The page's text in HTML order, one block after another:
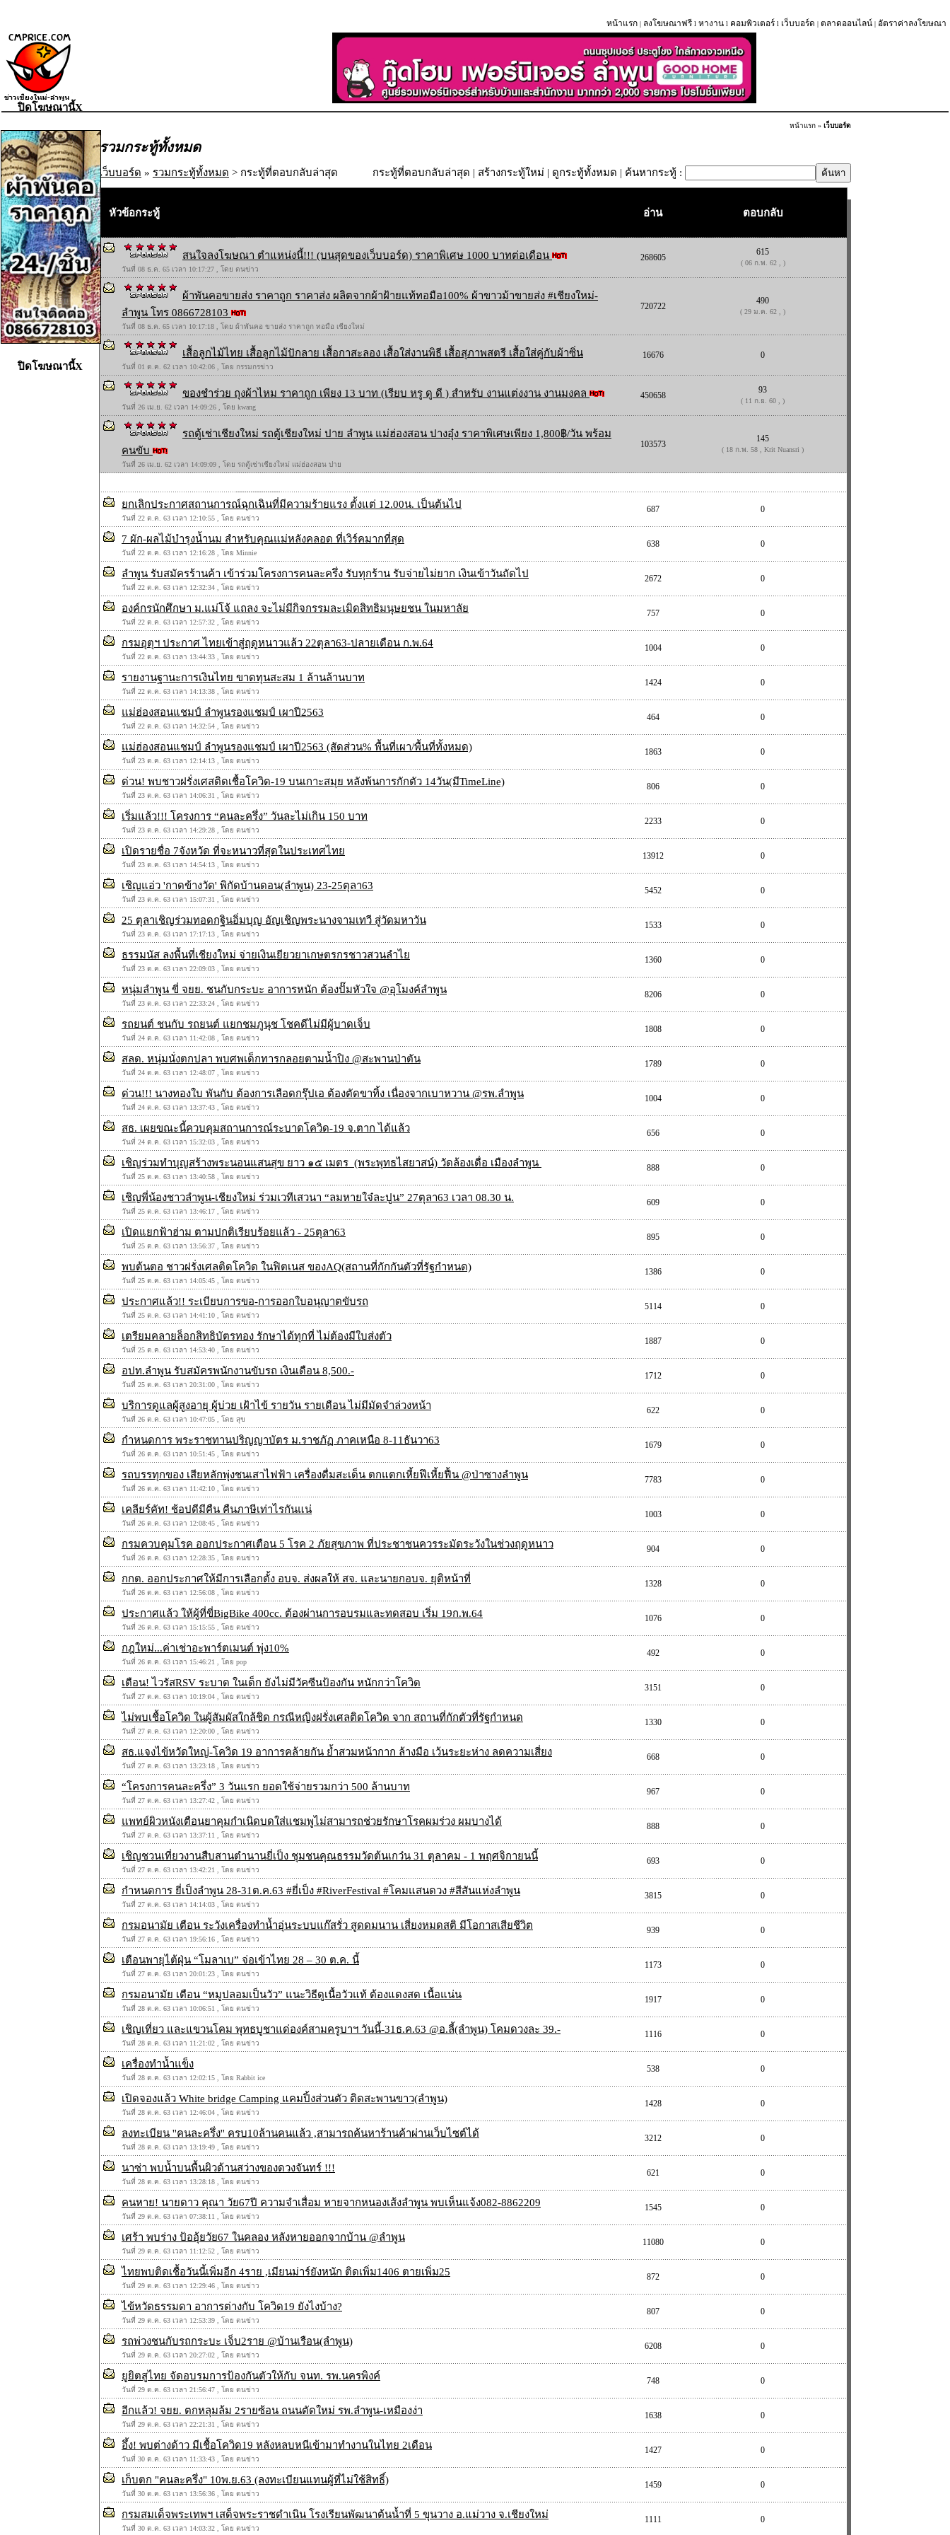
หน้าแรก | ลงโฆษณาฟรี l หางาน l คอมพิวเตอร์ l เว็บบอร์ด | ตลาดออนไลน์ | อัตราค่าลงโฆษณา
หน้าแรก » เว็บบอร์ด
รวมกระทู้ทั้งหมด
เว็บบอร์ด » รวมกระทู้ทั้งหมด > กระทู้ที่ตอบกลับล่าสุด กระทู้ที่ตอบกลับล่าสุด | สร้างกระทู้ใหม่ | ดูกระทู้ทั้งหมด | ค้นหากระทู้ :
หัวข้อกระทู้ อ่าน ตอบกลับ
สนใจลงโฆษณา ตำแหน่งนี้!!! (บนสุดของเว็บบอร์ด) ราคาพิเศษ 1000 บาทต่อเดือน
วันที่ 08 ธ.ค. 65 เวลา 10:17:27 , โดย ตนข่าว
268605
615
( 06 ก.พ. 62 , )
ผ้าพันคอขายส่ง ราคาถูก ราคาส่ง ผลิตจากผ้าฝ้ายแท้ทอมือ100% ผ้าขาวม้าขายส่ง #เชียงใหม่-
ลำพูน โทร 0866728103
วันที่ 08 ธ.ค. 65 เวลา 10:17:18 , โดย ผ้าพันคอ ขายส่ง ราคาถูก ทอมือ เชียงใหม่
720722
490
( 29 ม.ค. 62 , )
เสื้อลูกไม้ไทย เสื้อลูกไม้ปักลาย เสื้อกาสะลอง เสื้อใส่งานพิธี เสื้อสุภาพสตรี เสื้อใส่คู่กับผ้าซิ่น
วันที่ 01 ต.ค. 62 เวลา 10:42:06 , โดย กรรมกรข่าว
16676 0
ของชำร่วย ถุงผ้าไหม ราคาถูก เพียง 13 บาท (เรียบ หรู ดู ดี ) สำหรับ งานแต่งงาน งานมงคล
วันที่ 26 เม.ย. 62 เวลา 14:09:26 , โดย kwang
450658
93
( 11 ก.ย. 60 , )
รถตู้เช่าเชียงใหม่ รถตู้เชียงใหม่ ปาย ลำพูน แม่ฮ่องสอน ปางอุ๋ง ราคาพิเศษเพียง 1,800฿/วัน พร้อม
คนขับ
วันที่ 26 เม.ย. 62 เวลา 14:09:09 , โดย รถตู้เช่าเชียงใหม่ แม่ฮ่องสอน ปาย
103573
145
( 18 ก.พ. 58 , Krit Nuansri )
ยกเลิกประกาศสถานการณ์ฉุกเฉินที่มีความร้ายแรง ตั้งแต่ 12.00น. เป็นต้นไป
วันที่ 22 ต.ค. 63 เวลา 12:10:55 , โดย ตนข่าว
687 0
7 ผัก-ผลไม้บำรุงน้ำนม สำหรับคุณแม่หลังคลอด ที่เวิร์คมากที่สุด
วันที่ 22 ต.ค. 63 เวลา 12:16:28 , โดย Minnie
638 0
ลำพูน รับสมัครร้านค้า เข้าร่วมโครงการคนละครึ่ง รับทุกร้าน รับจ่ายไม่ยาก เงินเข้าวันถัดไป
วันที่ 22 ต.ค. 63 เวลา 12:32:34 , โดย ตนข่าว
2672 0
องค์กรนักศึกษา ม.แม่โจ้ แถลง จะไม่มีกิจกรรมละเมิดสิทธิมนุษยชน ในมหาลัย
วันที่ 22 ต.ค. 63 เวลา 12:57:32 , โดย ตนข่าว
757 0
กรมอุตุฯ ประกาศ ไทยเข้าสู่ฤดูหนาวแล้ว 22ตุลา63-ปลายเดือน ก.พ.64
วันที่ 22 ต.ค. 63 เวลา 13:44:33 , โดย ตนข่าว
1004 0
รายงานฐานะการเงินไทย ขาดทุนสะสม 1 ล้านล้านบาท
วันที่ 22 ต.ค. 63 เวลา 14:13:38 , โดย ตนข่าว
1424 0
แม่ฮ่องสอนแชมป์ ลำพูนรองแชมป์ เผาปี2563
วันที่ 22 ต.ค. 63 เวลา 14:32:54 , โดย ตนข่าว
464 0
แม่ฮ่องสอนแชมป์ ลำพูนรองแชมป์ เผาปี2563 (สัดส่วน% พื้นที่เผา/พื้นที่ทั้งหมด)
วันที่ 23 ต.ค. 63 เวลา 12:14:13 , โดย ตนข่าว
1863 0
ด่วน! พบชาวฝรั่งเศสติดเชื้อโควิด-19 บนเกาะสมุย หลังพ้นการกักตัว 14วัน(มีTimeLine)
วันที่ 23 ต.ค. 63 เวลา 14:06:31 , โดย ตนข่าว
806 0
เริ่มแล้ว!!! โครงการ “คนละครึ่ง” วันละไม่เกิน 150 บาท
วันที่ 23 ต.ค. 63 เวลา 14:29:28 , โดย ตนข่าว
2233 0
เปิดรายชื่อ 7จังหวัด ที่จะหนาวที่สุดในประเทศไทย
วันที่ 23 ต.ค. 63 เวลา 14:54:13 , โดย ตนข่าว
13912 0
เชิญแอ่ว 'กาดข้างวัด' พิกัดบ้านดอน(ลำพูน) 23-25ตุลา63
วันที่ 23 ต.ค. 63 เวลา 15:07:31 , โดย ตนข่าว
5452 0
25 ตุลาเชิญร่วมทอดกฐินอิ่มบุญ อัญเชิญพระนางจามเทวี สู่วัดมหาวัน
วันที่ 23 ต.ค. 63 เวลา 17:17:13 , โดย ตนข่าว
1533 0
ธรรมนัส ลงพื้นที่เชียงใหม่ จ่ายเงินเยียวยาเกษตรกรชาวสวนลำไย
วันที่ 23 ต.ค. 63 เวลา 22:09:03 , โดย ตนข่าว
1360 0
หนุ่มลำพูน ขี่ จยย. ชนกับกระบะ อาการหนัก ต้องปั๊มหัวใจ @อุโมงค์ลำพูน
วันที่ 23 ต.ค. 63 เวลา 22:33:24 , โดย ตนข่าว
8206 0
รถยนต์ ชนกับ รถยนต์ แยกชมภูนุช โชคดีไม่มีผู้บาดเจ็บ
วันที่ 24 ต.ค. 63 เวลา 11:42:08 , โดย ตนข่าว
1808 0
สลด. หนุ่มนั่งตกปลา พบศพเด็กทารกลอยตามน้ำปิง @สะพานป่าตัน
วันที่ 24 ต.ค. 63 เวลา 12:48:07 , โดย ตนข่าว
1789 0
ด่วน!!! นางทองใบ พันกับ ต้องการเลือดกรุ๊ปเอ ต้องตัดขาทิ้ง เนื่องจากเบาหวาน @รพ.ลำพูน
วันที่ 24 ต.ค. 63 เวลา 13:37:43 , โดย ตนข่าว
1004 0
สธ. เผยขณะนี้ควบคุมสถานการณ์ระบาดโควิด-19 จ.ตาก ได้แล้ว
วันที่ 24 ต.ค. 63 เวลา 15:32:03 , โดย ตนข่าว
656 0
เชิญร่วมทำบุญสร้างพระนอนแสนสุข ยาว ๑๕ เมตร (พระพุทธไสยาสน์) วัดล้องเดื่อ เมืองลำพูน
วันที่ 25 ต.ค. 63 เวลา 13:40:58 , โดย ตนข่าว
888 0
เชิญพี่น้องชาวลำพูน-เชียงใหม่ ร่วมเวทีเสวนา “ลมหายใจ๋ละปูน” 27ตุลา63 เวลา 08.30 น.
วันที่ 25 ต.ค. 63 เวลา 13:46:17 , โดย ตนข่าว
609 0
เปิดแยกฟ้าฮ่าม ตามปกติเรียบร้อยแล้ว - 25ตุลา63
วันที่ 25 ต.ค. 63 เวลา 13:56:37 , โดย ตนข่าว
895 0
พบต้นตอ ชาวฝรั่งเศลติดโควิด ในฟิตเนส ของAQ(สถานที่กักกันตัวที่รัฐกำหนด)
วันที่ 25 ต.ค. 63 เวลา 14:05:45 , โดย ตนข่าว
1386 0
ประกาศแล้ว!! ระเบียบการขอ-การออกใบอนุญาตขับรถ
วันที่ 25 ต.ค. 63 เวลา 14:41:10 , โดย ตนข่าว
5114 0
เตรียมคลายล็อกสิทธิบัตรทอง รักษาได้ทุกที่ ไม่ต้องมีใบส่งตัว
วันที่ 25 ต.ค. 63 เวลา 14:53:40 , โดย ตนข่าว
1887 0
อปท.ลำพูน รับสมัครพนักงานขับรถ เงินเดือน 8,500.-
วันที่ 25 ต.ค. 63 เวลา 20:31:00 , โดย ตนข่าว
1712 0
บริการดูแลผู้สูงอายุ ผู้บ่วย เฝ้าไข้ รายวัน รายเดือน ไม่มีมัดจำล่วงหน้า
วันที่ 26 ต.ค. 63 เวลา 10:47:05 , โดย สุข
622 0
กำหนดการ พระราชทานปริญญาบัตร ม.ราชภัฏ ภาคเหนือ 8-11ธันวา63
วันที่ 26 ต.ค. 63 เวลา 10:51:45 , โดย ตนข่าว
1679 0
รถบรรทุกของ เสียหลักพุ่งชนเสาไฟฟ้า เครื่องดื่มสะเด็น ตกแตกเหี้ยฟึเหี้ยฟื้น @ป่าซางลำพูน
วันที่ 26 ต.ค. 63 เวลา 11:42:10 , โดย ตนข่าว
7783 0
เคลียร์คัท! ช้อปดีมีคืน คืนภาษีเท่าไรกันแน่
วันที่ 26 ต.ค. 63 เวลา 12:08:45 , โดย ตนข่าว
1003 0
กรมควบคุมโรค ออกประกาศเตือน 5 โรค 2 ภัยสุขภาพ ที่ประชาชนควรระมัดระวังในช่วงฤดูหนาว
วันที่ 26 ต.ค. 63 เวลา 12:28:35 , โดย ตนข่าว
904 0
กกต. ออกประกาศให้มีการเลือกตั้ง อบจ. ส่งผลให้ สจ. และนายกอบจ. ยุติหน้าที่
วันที่ 26 ต.ค. 63 เวลา 12:56:08 , โดย ตนข่าว
1328 0
ประกาศแล้ว ให้ผู้ที่ขี่BigBike 400cc. ต้องผ่านการอบรมและทดสอบ เริ่ม 19ก.พ.64
วันที่ 26 ต.ค. 63 เวลา 15:15:55 , โดย ตนข่าว
1076 0
กฎใหม่...ค่าเช่าอะพาร์ตเมนต์ พุ่ง10%
วันที่ 26 ต.ค. 63 เวลา 15:46:21 , โดย pop
492 0
เตือน! ไวรัสRSV ระบาด ในเด็ก ยังไม่มีวัคซีนป้องกัน หนักกว่าโควิด
วันที่ 27 ต.ค. 63 เวลา 10:19:04 , โดย ตนข่าว
3151 0
ไม่พบเชื้อโควิด ในผู้สัมผัสใกล้ชิด กรณีหญิงฝรั่งเศลติดโควิด จาก สถานที่กักตัวที่รัฐกำหนด
วันที่ 27 ต.ค. 63 เวลา 12:20:00 , โดย ตนข่าว
1330 0
สธ.แจงไข้หวัดใหญ่-โควิด 19 อาการคล้ายกัน ย้ำสวมหน้ากาก ล้างมือ เว้นระยะห่าง ลดความเสี่ยง
วันที่ 27 ต.ค. 63 เวลา 13:23:18 , โดย ตนข่าว
668 0
“โครงการคนละครึ่ง” 3 วันแรก ยอดใช้จ่ายรวมกว่า 500 ล้านบาท
วันที่ 27 ต.ค. 63 เวลา 13:27:42 , โดย ตนข่าว
967 0
แพทย์ผิวหนังเตือนยาคุมกำเนิดบดใส่แชมพูไม่สามารถช่วยรักษาโรคผมร่วง ผมบางได้
วันที่ 27 ต.ค. 63 เวลา 13:37:11 , โดย ตนข่าว
888 0
เชิญชวนเที่ยวงานสืบสานตำนานยี่เป็ง ชุมชนคุณธรรมวัดต้นเกว๋น 31 ตุลาคม - 1 พฤศจิกายนนี้
วันที่ 27 ต.ค. 63 เวลา 13:42:21 , โดย ตนข่าว
693 0
กำหนดการ ยี่เป็งลำพูน 28-31ต.ค.63 #ยี่เป็ง #RiverFestival #โคมแสนดวง #สีสันแห่งลำพูน
วันที่ 27 ต.ค. 63 เวลา 14:14:03 , โดย ตนข่าว
3815 0
กรมอนามัย เตือน ระวังเครื่องทำน้ำอุ่นระบบแก๊สรั่ว สูดดมนาน เสี่ยงหมดสติ มีโอกาสเสียชีวิต
วันที่ 27 ต.ค. 63 เวลา 19:56:16 , โดย ตนข่าว
939 0
เตือนพายุไต้ฝุ่น “โมลาเบ” จ่อเข้าไทย 28 – 30 ต.ค. นี้
วันที่ 27 ต.ค. 63 เวลา 20:01:23 , โดย ตนข่าว
1173 0
กรมอนามัย เตือน “หมูปลอมเป็นวัว” แนะวิธีดูเนื้อวัวแท้ ต้องแดงสด เนื้อแน่น
วันที่ 28 ต.ค. 63 เวลา 10:06:51 , โดย ตนข่าว
1917 0
เชิญเที่ยว และแขวนโคม พุทธบูชาแด่องค์สามครูบาฯ วันนี้-31ธ.ค.63 @อ.ลี้(ลำพูน) โคมดวงละ 39.-
วันที่ 28 ต.ค. 63 เวลา 11:21:02 , โดย ตนข่าว
1116 0
เครื่องทำน้ำแข็ง
วันที่ 28 ต.ค. 63 เวลา 12:02:15 , โดย Rabbit ice
538 0
เปิดจองแล้ว White bridge Camping แคมปิ้งส่วนตัว ติดสะพานขาว(ลำพูน)
วันที่ 28 ต.ค. 63 เวลา 12:46:04 , โดย ตนข่าว
1428 0
ลงทะเบียน ''คนละครึ่ง'' ครบ10ล้านคนแล้ว ,สามารถค้นหาร้านค้าผ่านเว็บไซต์ได้
วันที่ 28 ต.ค. 63 เวลา 13:19:49 , โดย ตนข่าว
3212 0
นาซ่า พบน้ำบนพื้นผิวด้านสว่างของดวงจันทร์ !!!
วันที่ 28 ต.ค. 63 เวลา 13:28:18 , โดย ตนข่าว
621 0
คนหาย! นายดาว คุณา วัย67ปี ความจำเสื่อม หายจากหนองเส้งลำพูน พบเห็นแจ้ง082-8862209
วันที่ 29 ต.ค. 63 เวลา 07:38:11 , โดย ตนข่าว
1545 0
เศร้า พบร่าง ป้ออุ้ยวัย67 ในคลอง หลังหายออกจากบ้าน @ลำพูน
วันที่ 29 ต.ค. 63 เวลา 11:12:52 , โดย ตนข่าว
11080 0
ไทยพบติดเชื้อวันนี้เพิ่มอีก 4ราย ,เมียนม่าร์ยังหนัก ติดเพิ่ม1406 ตายเพิ่ม25
วันที่ 29 ต.ค. 63 เวลา 12:29:46 , โดย ตนข่าว
872 0
ไข้หวัดธรรมดา อาการต่างกับ โควิด19 ยังไงบ้าง?
วันที่ 29 ต.ค. 63 เวลา 12:53:39 , โดย ตนข่าว
807 0
รถพ่วงชนกับรถกระบะ เจ็บ2ราย @บ้านเรือน(ลำพูน)
วันที่ 29 ต.ค. 63 เวลา 20:27:02 , โดย ตนข่าว
6208 0
ยูยิตสูไทย จัดอบรมการป้องกันตัวให้กับ จนท. รพ.นครพิงค์
วันที่ 29 ต.ค. 63 เวลา 21:56:47 , โดย ตนข่าว
748 0
อีกแล้ว! จยย. ตกหลุมล้ม 2รายซ้อน ถนนตัดใหม่ รพ.ลำพูน-เหมืองง่า
วันที่ 29 ต.ค. 63 เวลา 22:21:31 , โดย ตนข่าว
1638 0
อึ้ง! พบต่างด้าว มีเชื้อโควิด19 หลังหลบหนีเข้ามาทำงานในไทย 2เดือน
วันที่ 30 ต.ค. 63 เวลา 11:33:43 , โดย ตนข่าว
1427 0
เก็บตก "คนละครึ่ง" 10พ.ย.63 (ลงทะเบียนแทนผู้ที่ไม่ใช้สิทธิ์)
วันที่ 30 ต.ค. 63 เวลา 13:56:36 , โดย ตนข่าว
1459 0
กรมสมเด็จพระเทพฯ เสด็จพระราชดำเนิน โรงเรียนพัฒนาต้นน้ำที่ 5 ขุนวาง อ.แม่วาง จ.เชียงใหม่
วันที่ 30 ต.ค. 63 เวลา 14:03:32 , โดย ตนข่าว
1111 0
ปิดโฆษณานี้X
ปิดโฆษณานี้X